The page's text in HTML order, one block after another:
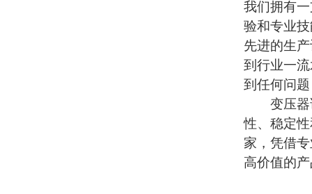
我们拥有
验和专业
先进的生
到行业一
到任何问
变压器试
性、稳定
家，凭借
高价值的